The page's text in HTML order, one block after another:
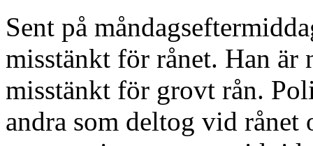
Sent på
misstänkt för rånet. Han är
misstänkt för grovt rån.
andra som deltog vid rånet